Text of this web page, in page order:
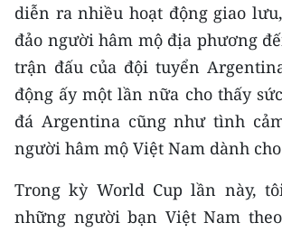
diễn ra nhiều hoạt động giao
đảo người hâm mộ địa phương
trận đấu của đội tuyển
động ấy một lần nữa cho thấy
đá Argentina cũng như tình
người hâm mộ Việt Nam dành
Trong kỳ World Cup lần này,
những người bạn Việt Nam